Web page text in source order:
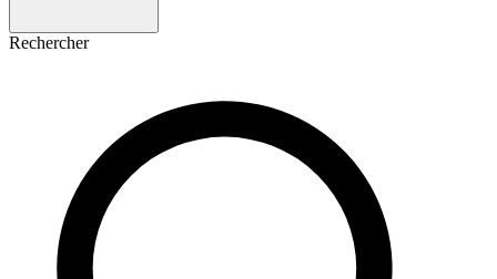
Rechercher